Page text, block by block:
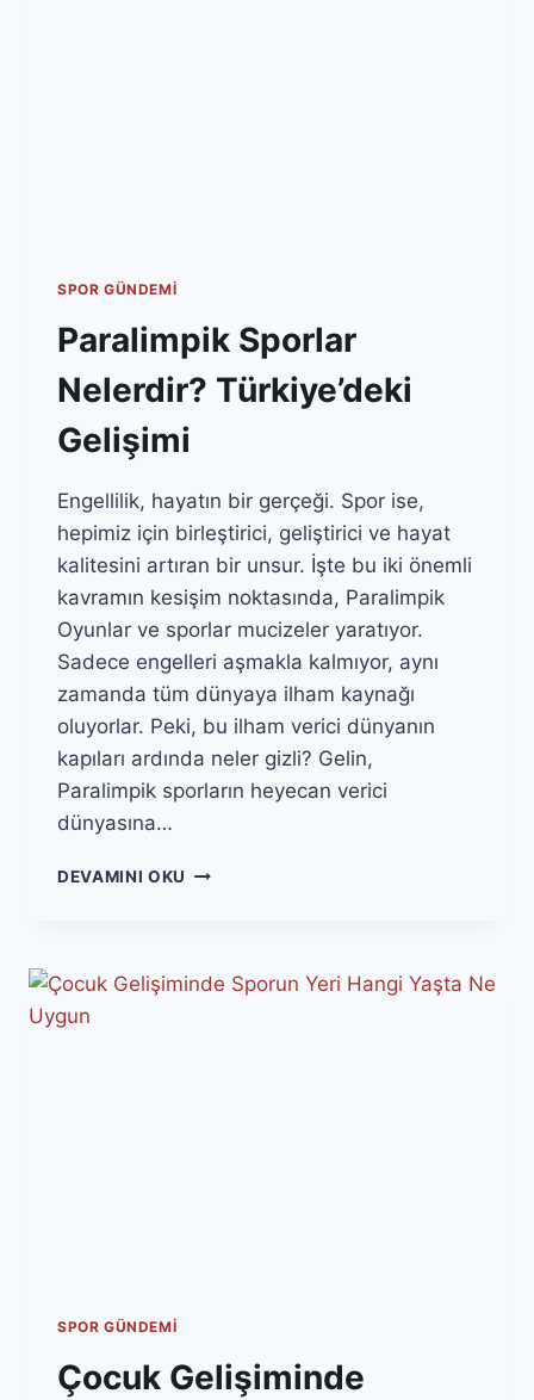
SPOR GÜNDEMI
Paralimpik Sporlar
Nelerdir? Türkiye’deki
Gelişimi
Engellilik, hayatın bir gerçeği. Spor ise,
hepimiz için birleştirici, geliştirici ve hayat
kalitesini artıran bir unsur. İşte bu iki önemli
kavramın kesişim noktasında, Paralimpik
Oyunlar ve sporlar mucizeler yaratıyor.
Sadece engelleri aşmakla kalmıyor, aynı
zamanda tüm dünyaya ilham kaynağı
oluyorlar. Peki, bu ilham verici dünyanın
kapıları ardında neler gizli? Gelin,
Paralimpik sporların heyecan verici
dünyasına…
DEVAMINI OKU PARALIMPIK
SPOR GÜNDEMI
Çocuk Gelişiminde